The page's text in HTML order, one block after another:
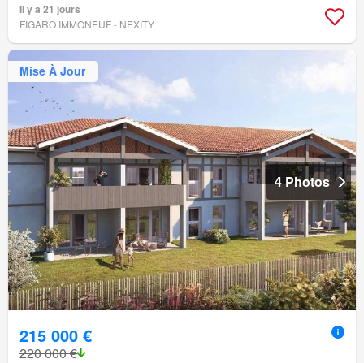
Il y a 21 jours
FIGARO IMMONEUF - NEXITY
Mise À Jour
4 Photos
215 000 €
220 000 €